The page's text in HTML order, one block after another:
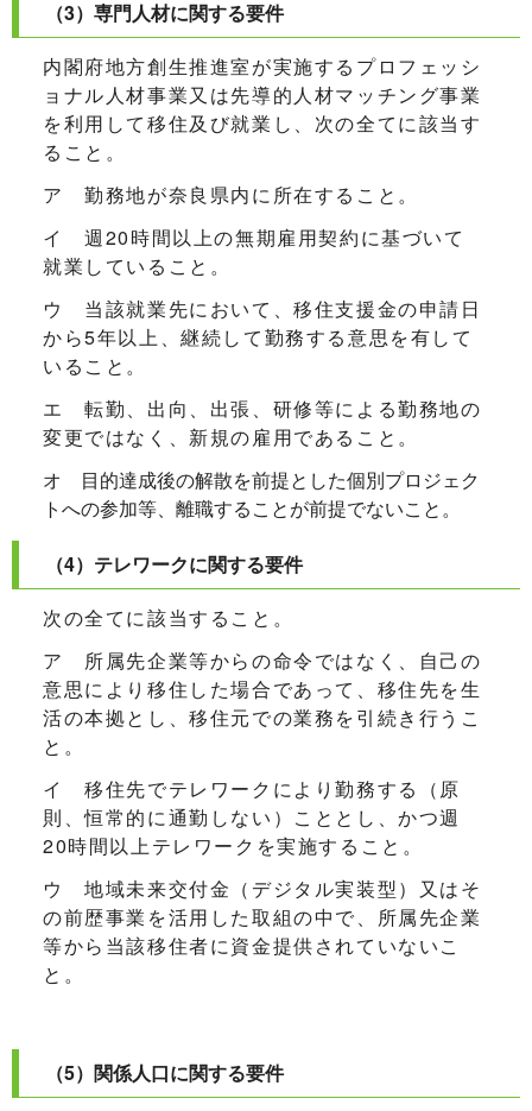
（3）専門人材に関する要件
内閣府地方創生推進室が実施するプロフェッシ
ョナル人材事業又は先導的人材マッチング事業
を利用して移住及び就業し、次の全てに該当す
ること。
ア 勤務地が奈良県内に所在すること。
イ 週20時間以上の無期雇用契約に基づいて
就業していること。
ウ 当該就業先において、移住支援金の申請日
から5年以上、継続して勤務する意思を有して
いること。
エ 転勤、出向、出張、研修等による勤務地の
変更ではなく、新規の雇用であること。
オ 目的達成後の解散を前提とした個別プロジェク
トへの参加等、離職することが前提でないこと。
（4）テレワークに関する要件
次の全てに該当すること。
ア 所属先企業等からの命令ではなく、自己の
意思により移住した場合であって、移住先を生
活の本拠とし、移住元での業務を引続き行うこ
と。
イ 移住先でテレワークにより勤務する（原
則、恒常的に通勤しない）こととし、かつ週
20時間以上テレワークを実施すること。
ウ 地域未来交付金（デジタル実装型）又はそ
の前歴事業を活用した取組の中で、所属先企業
等から当該移住者に資金提供されていないこ
と。
（5）関係人口に関する要件